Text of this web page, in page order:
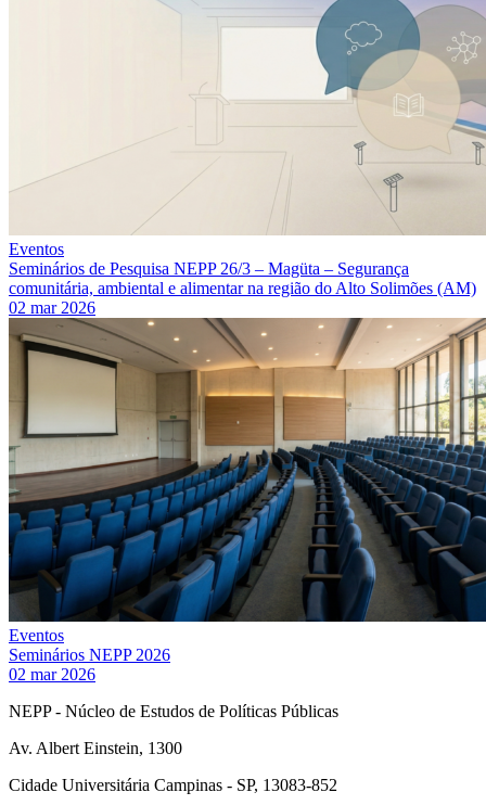
Eventos
Seminários de Pesquisa NEPP 26/3 – Magüta – Segurança
comunitária, ambiental e alimentar na região do Alto Solimões (AM)
02 mar 2026
Eventos
Seminários NEPP 2026
02 mar 2026
NEPP - Núcleo de Estudos de Políticas Públicas
Av. Albert Einstein, 1300
Cidade Universitária Campinas - SP, 13083-852